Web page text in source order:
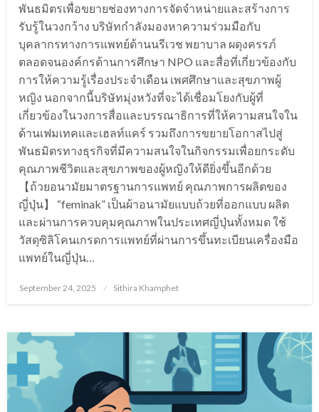
พันธมิตรเพื่อขยายช่องทางการจัดจำหน่ายและสร้างการ
รับรู้ในวงกว้าง บริษัทกำลังมองหาความร่วมมือกับ
บุคลากรทางการแพทย์ด้านนรีเวช พยาบาล ผดุงครรภ์
ตลอดจนองค์กรด้านการศึกษา NPO และสื่อที่เกี่ยวข้องกับ
การให้ความรู้เรื่องประจำเดือน เพศศึกษาและสุขภาพผู้
หญิง นอกจากนี้บริษัทมุ่งหวังที่จะได้เชื่อมโยงกับผู้ที่
เกี่ยวข้องในวงการสื่อและบรรณาธิการที่ให้ความสนใจใน
ด้านเฟมเทคและเฮลท์แคร์ รวมถึงการขยายโอกาสไปสู่
พันธมิตรทางธุรกิจที่มีความสนใจในกิจกรรมเพื่อยกระดับ
คุณภาพชีวิตและสุขภาพของผู้หญิงให้ดียิ่งขึ้นอีกด้วย
【ถ้วยอนามัยมาตรฐานการแพทย์ คุณภาพการผลิตของ
ญี่ปุ่น】 “feminak” เป็นผ้าอนามัยแบบถ้วยที่ออกแบบ ผลิต
และผ่านการควบคุมคุณภาพในประเทศญี่ปุ่นทั้งหมด ใช้
วัสดุซิลิโคนเกรดการแพทย์ที่ผ่านการขึ้นทะเบียนเครื่องมือ
แพทย์ในญี่ปุ่น…
Posted
September 24, 2025 Sithira Khamphet